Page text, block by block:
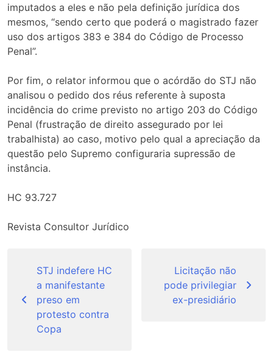
imputados a eles e não pela definição jurídica dos
mesmos, “sendo certo que poderá o magistrado fazer
uso dos artigos 383 e 384 do Código de Processo
Penal”.
Por fim, o relator informou que o acórdão do STJ não
analisou o pedido dos réus referente à suposta
incidência do crime previsto no artigo 203 do Código
Penal (frustração de direito assegurado por lei
trabalhista) ao caso, motivo pelo qual a apreciação da
questão pelo Supremo configuraria supressão de
instância.
HC 93.727
Revista Consultor Jurídico
Post
STJ indefere HC
a manifestante
preso em
protesto contra
Copa
Licitação não
pode privilegiar
ex-presidiário